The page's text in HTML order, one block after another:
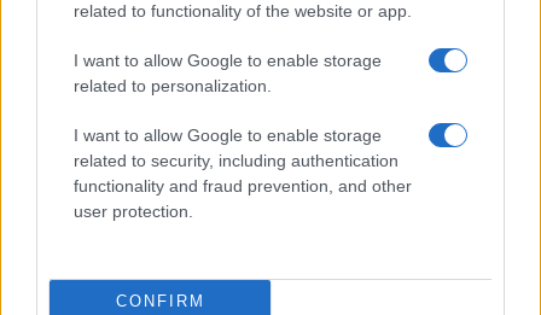
related to functionality of the website or app.
I want to allow Google to enable storage
related to personalization.
I want to allow Google to enable storage
related to security, including authentication
functionality and fraud prevention, and other
user protection.
CONFIRM